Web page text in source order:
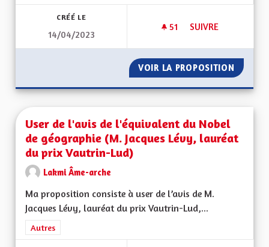
CRÉÉ LE
14/04/2023
51 51 ABONNÉS
SUIVRE
VOIR LA PROPOSITION
User de l'avis de l'équivalent du Nobel
de géographie (M. Jacques Lévy, lauréat
du prix Vautrin-Lud)
Lakmi Âme-arche
Ma proposition consiste à user de l’avis de M.
Jacques Lévy, lauréat du prix Vautrin-Lud,...
Filtrer les résultats de la catégorie : Autres
Autres